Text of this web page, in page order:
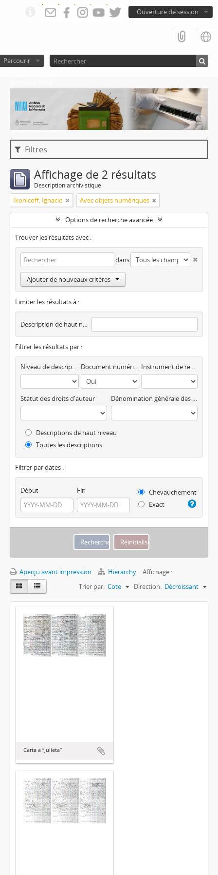
Ouverture de session
Parcourir
Filtres
Affichage de 2 résultats
Description archivistique
Ikonicoff, Ignacio Avec objets numériques
Options de recherche avancée
Trouver les résultats avec :
dans
Ajouter de nouveaux critères
Limiter les résultats à :
Description de haut niveau
Filtrer les résultats par :
Niveau de description Document numérique disponible Instrument de recherche
Statut des droits d'auteur Dénomination générale des documents
Descriptions de haut niveau
Toutes les descriptions
Filtrer par dates :
Début Fin
Chevauchement
Exact
Aperçu avant impression Hierarchy
Affichage :
Trier par: Cote Direction: Décroissant
Carta a “Julieta”